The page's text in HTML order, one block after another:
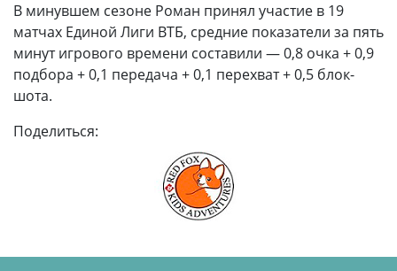
В минувшем сезоне Роман принял участие в 19
матчах Единой Лиги ВТБ, средние показатели за пять
минут игрового времени составили — 0,8 очка + 0,9
подбора + 0,1 передача + 0,1 перехват + 0,5 блок-
шота.
Поделиться: